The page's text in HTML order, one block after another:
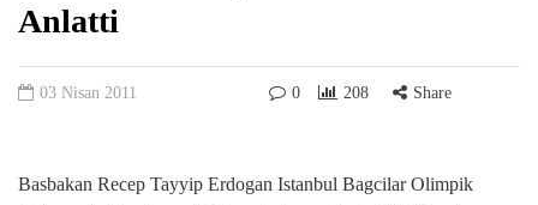
Anlatti
03 Nisan 2011 0 208 Share
Basbakan Recep Tayyip Erdogan Istanbul Bagcilar Olimpik